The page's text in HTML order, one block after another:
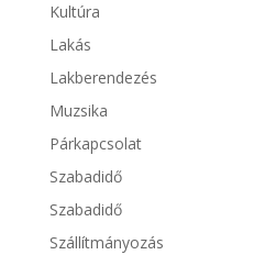
Kultúra
Lakás
Lakberendezés
Muzsika
Párkapcsolat
Szabadidő
Szabadidő
Szállítmányozás